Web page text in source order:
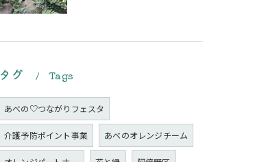
タグ Tags
あべの♡つながりフェスタ
介護予防ポイント事業 あべのオレンジチーム